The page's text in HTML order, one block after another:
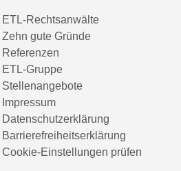
ETL-Rechtsanwälte
Zehn gute Gründe
Referenzen
ETL-Gruppe
Stellenangebote
Impressum
Datenschutzerklärung
Barrierefreiheitserklärung
Cookie-Einstellungen prüfen